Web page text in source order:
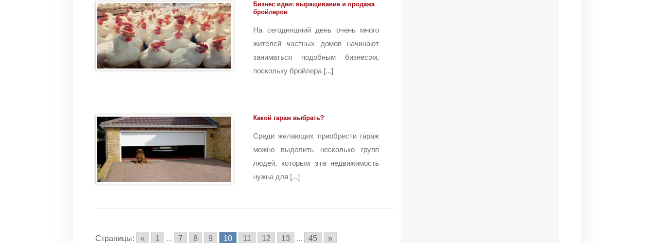
Бизнес идеи: выращивание и продажа
бройлеров
На сегодняшний день очень много
жителей частных домов начинают
заниматься подобным бизнесом,
поскольку бройлера [...]
Какой гараж выбрать?
Среди желающих приобрести гараж
можно выделить несколько групп
людей, которым эта недвижимость
нужна для [...]
Страницы: « 1 ... 7 8 9 10 11 12 13 ... 45 »